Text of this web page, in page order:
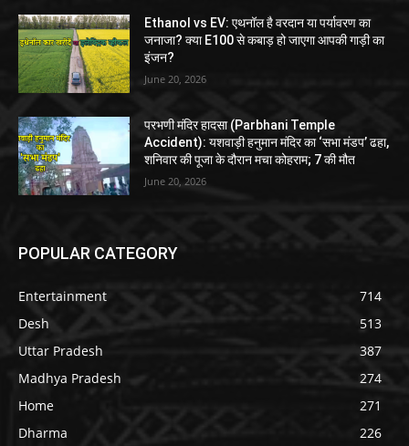
Ethanol vs EV: एथनॉल है वरदान या पर्यावरण का
जनाजा? क्या E100 से कबाड़ हो जाएगा आपकी गाड़ी का
इंजन?
June 20, 2026
परभणी मंदिर हादसा (Parbhani Temple
Accident): यशवाड़ी हनुमान मंदिर का ‘सभा मंडप’ ढहा,
शनिवार की पूजा के दौरान मचा कोहराम; 7 की मौत
June 20, 2026
POPULAR CATEGORY
Entertainment
714
Desh
513
Uttar Pradesh
387
Madhya Pradesh
274
Home
271
Dharma
226